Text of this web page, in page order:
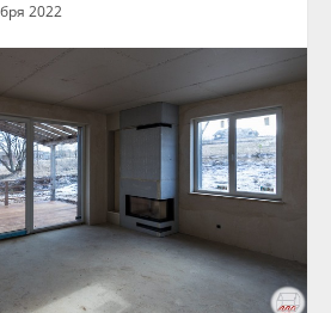
2022